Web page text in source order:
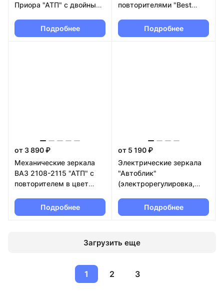
Приора "АТП" с двойным
(темные) в цвет кузова
Подробнее
повторителями "Best
Калина 2 в цвет кузова
Подробнее
от 3 890 ₽
Механические зеркала
ВАЗ 2108-2115 "АТП" с
повторителем в цвет
Подробнее
от 5 190 ₽
Электрические зеркала
"Автоблик"
(электрорегулировка,
ВАЗ 2110-2112 в цвет
кузова
Подробнее
Загрузить еще
1 2 3